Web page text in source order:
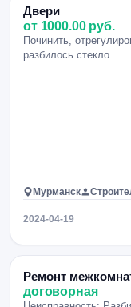
Двери
от 1000.00 руб.
Починить,
разбилось стекло.
Мурманск
2024-04-19
Ремонт
договорная